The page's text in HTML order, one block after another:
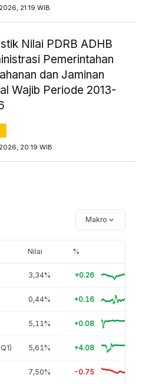
21:19 WIB
Nilai PDRB ADHB
Pemerintahan
dan Jaminan
Wajib Periode 2013-
20:19 WIB
Makro
Nilai %
3,34% +0.26
0,44% +0.16
5,11% +0.08
5,61% +4.08
7,50% -0.75